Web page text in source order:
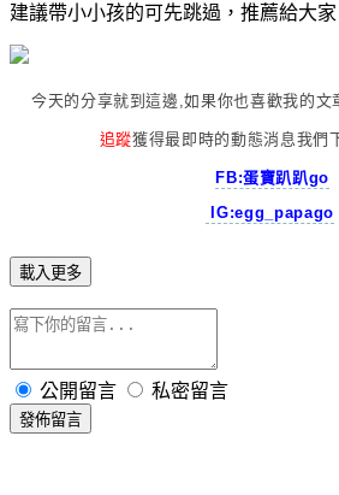
建議帶小小孩的可先跳過，推薦給大家
今天的分享就到這邊,如果你也喜歡我的文
追蹤獲得最即時的動態消息我們
FB:蛋寶趴趴go
IG:egg_papago
載入更多
公開留言 私密留言
發佈留言